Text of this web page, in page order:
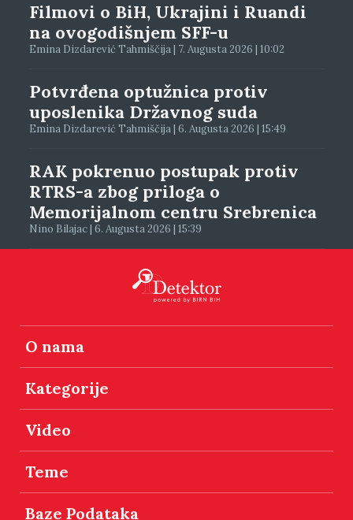
Filmovi o BiH, Ukrajini i Ruandi
na ovogodišnjem SFF-u
Emina Dizdarević Tahmiščija | 7. Augusta 2026 | 10:02
Potvrđena optužnica protiv
uposlenika Državnog suda
Emina Dizdarević Tahmiščija | 6. Augusta 2026 | 15:49
RAK pokrenuo postupak protiv
RTRS-a zbog priloga o
Memorijalnom centru Srebrenica
Nino Bilajac | 6. Augusta 2026 | 15:39
O nama
Kategorije
Video
Teme
Baze Podataka